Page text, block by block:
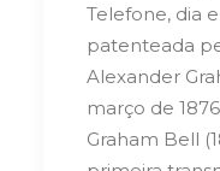
Telefone, dia
patenteada
Alexander
março de
Graham Bell